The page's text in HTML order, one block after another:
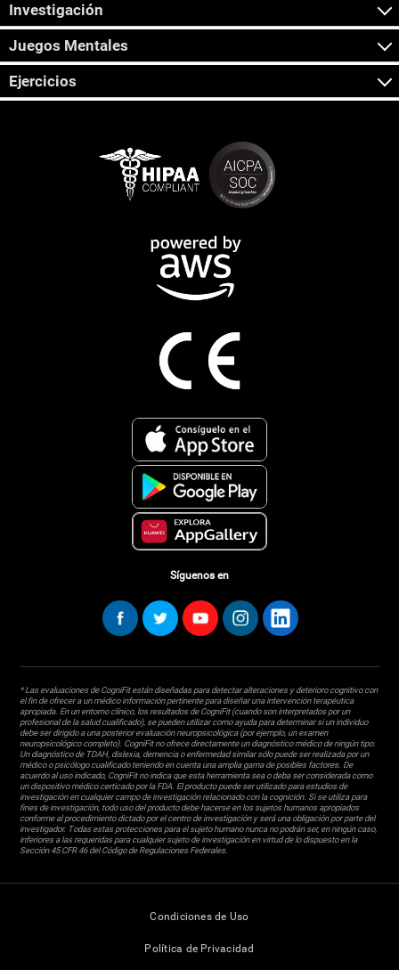
Investigación
Juegos Mentales
Ejercicios
Síguenos en
* Las evaluaciones de CogniFit están diseñadas para detectar alteraciones y deterioro cognitivo con
el fin de ofrecer a un médico información pertinente para diseñar una intervención terapéutica
apropiada. En un entorno clínico, los resultados de CogniFit (cuando son interpretados por un
profesional de la salud cualificado), se pueden utilizar como ayuda para determinar si un individuo
debe ser dirigido a una posterior evaluación neuropsicológica (por ejemplo, un examen
neuropsicológico completo). CogniFit no ofrece directamente un diagnóstico médico de ningún tipo.
Un diagnóstico de TDAH, dislexia, demencia o enfermedad similar sólo puede ser realizada por un
médico o psicólogo cualificado teniendo en cuenta una amplia gama de posibles factores. De
acuerdo al uso indicado, CogniFit no indica que esta herramienta sea o deba ser considerada como
un dispositivo médico certicado por la FDA. El producto puede ser utilizado para estudios de
investigación en cualquier campo de investigación relacionado con la cognición. Si se utiliza para
fines de investigación, todo uso del producto debe hacerse en los sujetos humanos apropiados
conforme al procedimiento dictado por el centro de investigación y será una obligación por parte del
investigador. Todas estas protecciones para el sujeto humano nunca no podrán ser, en ningún caso,
inferiores a las requeridas para cualquier sujeto de investigación en virtud de lo dispuesto en la
Sección 45 CFR 46 del Código de Regulaciones Federales.
Condiciones de Uso
Política de Privacidad